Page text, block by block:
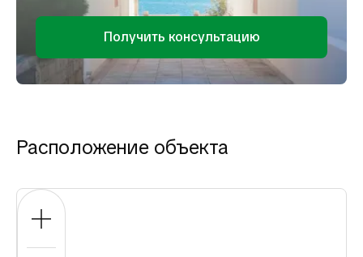
Получить консультацию
Расположение объекта